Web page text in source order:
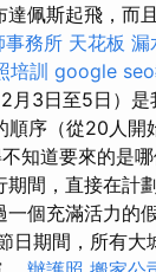
佩斯起飛，而
事務所 天花板 漏
培訓 google
月3日至5日）
順序（從20人開
知道要來的是哪
間，直接在計
個充滿活力的
期間，所有